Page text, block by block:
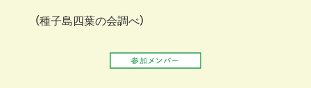
（種子島四葉の会調べ）